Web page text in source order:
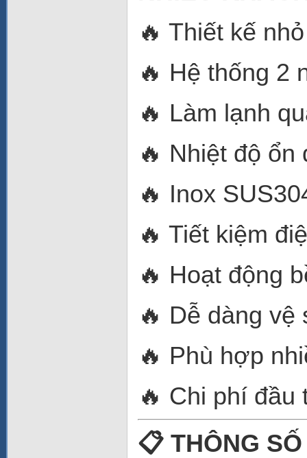
🔥 Thiết kế
🔥 Hệ thống 2
🔥 Làm lạnh
🔥 Nhiệt độ ổn
🔥 Inox
🔥 Tiết kiệm
🔥 Hoạt động
🔥 Dễ dàng vệ
🔥 Phù hợp
🔥 Chi phí
📋 THÔNG